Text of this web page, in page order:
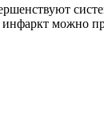
можно